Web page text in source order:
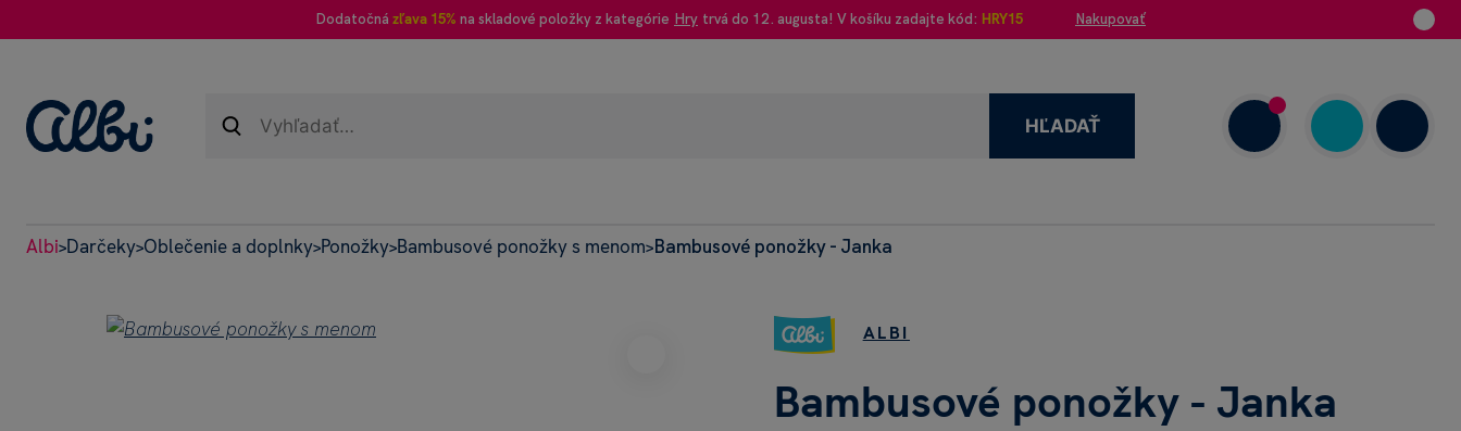
Dodatočná zľava 15% na skladové položky z kategórie Hry trvá do 12. augusta! V košíku zadajte kód: HRY15 Nakupovať
HĽADAŤ
Albi>Darčeky>Oblečenie a doplnky>Ponožky>Bambusové ponožky s menom>Bambusové ponožky - Janka
ALBI
Bambusové ponožky - Janka